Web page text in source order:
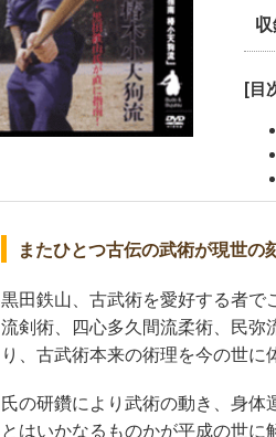
[目
またひとつ古伝の武術が現世の
黒田鉄山、古武術を愛好する者
流剣術、四心多久間流柔術、民
り、古武術本来の術理を今の世に
氏の研鑽により武術の動き、身
とはいかなるものかが平成の世に